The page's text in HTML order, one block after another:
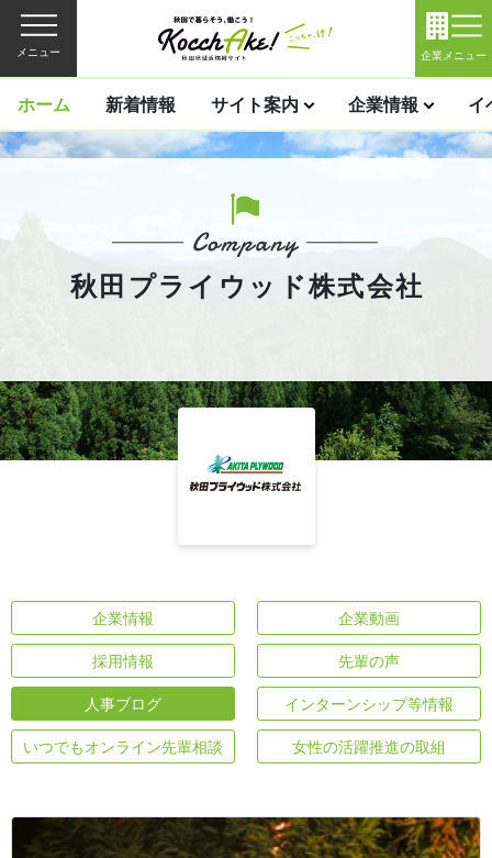
メニュー 企業メニュー
ホーム 新着情報 サイト案内 企業情報 イ
秋田プライウッド株式会社
企業情報 企業動画
採用情報 先輩の声
人事ブログ インターンシップ等情報
いつでもオンライン先輩相談 女性の活躍推進の取組